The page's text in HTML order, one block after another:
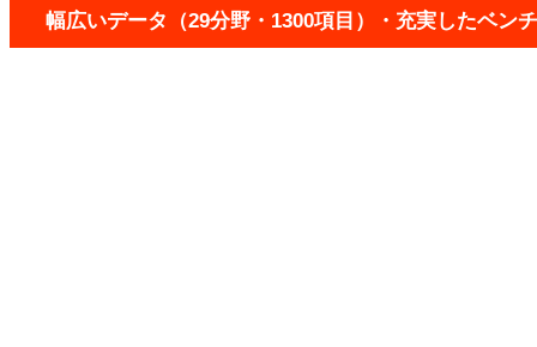
幅広いデータ（29分野・1300項目）・充実したベン